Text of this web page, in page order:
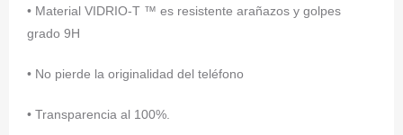
• Material VIDRIO-T ™ es resistente arañazos y golpes
grado 9H
• No pierde la originalidad del teléfono
• Transparencia al 100%.